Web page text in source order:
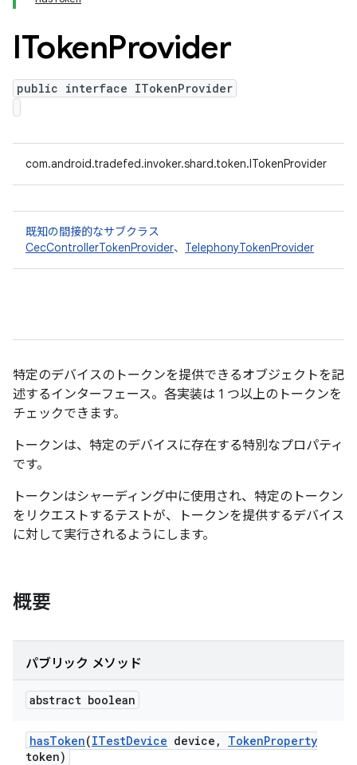
ITokenProvider
public interface ITokenProvider
com.android.tradefed.invoker.shard.token.ITokenProvider
既知の間接的なサブクラス
CecControllerTokenProvider、 TelephonyTokenProvider
特定のデバイスのトークンを提供できるオブジェクトを記
述するインターフェース。各実装は 1 つ以上のトークンを
チェックできます。
トークンは、特定のデバイスに存在する特別なプロパティ
です。
トークンはシャーディング中に使用され、特定のトークン
をリクエストするテストが、トークンを提供するデバイス
に対して実行されるようにします。
概要
パブリック メソッド
abstract boolean
hasToken(ITestDevice device , TokenProperty
token)